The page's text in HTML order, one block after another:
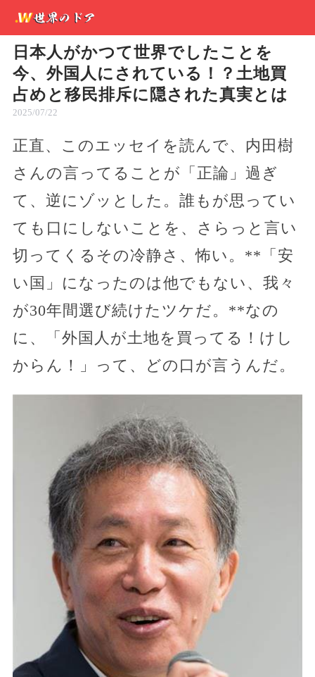
日本人がかつて世界でしたことを
今、外国人にされている！？土地買
占めと移民排斥に隠された真実とは
2025/07/22
正直、このエッセイを読んで、内田樹
さんの言ってることが「正論」過ぎ
て、逆にゾッとした。誰もが思ってい
ても口にしないことを、さらっと言い
切ってくるその冷静さ、怖い。**「安
い国」になったのは他でもない、我々
が30年間選び続けたツケだ。**なの
に、「外国人が土地を買ってる！けし
からん！」って、どの口が言うんだ。